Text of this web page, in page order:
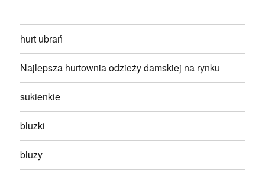
hurt ubrań
Najlepsza hurtownia odzieży damskiej na rynku
sukienkie
bluzki
bluzy